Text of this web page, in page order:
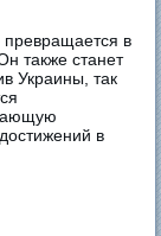
в
также станет
Украины, так
в